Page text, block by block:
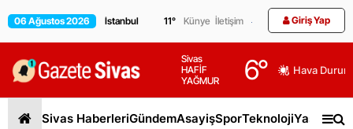
06 Ağustos 2026 11° Künye İletişim Giriş Yap
Sivas
HAFİF
YAĞMUR
6° Hava
Sivas HaberleriGündemAsayişSporTeknolojiYaşam